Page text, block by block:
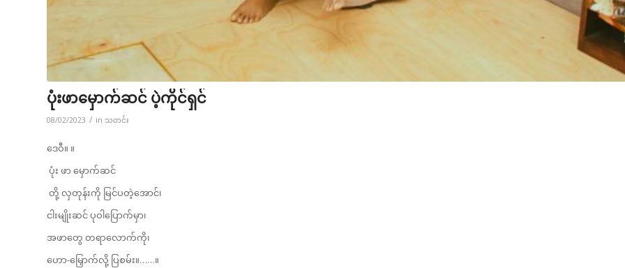
ပုံးဖာမှောက်ဆင် ပဲ့ကိုင်ရှင်
08/02/2023 / in သတင်း
ဒေဝီ။ ။
ပုံး ဖာ မှောက်ဆင်
တို့ လှတုန်းကို မြင်ပတဲ့အောင်၊
ငါးမျိုးဆင် ပုဝါပြောက်မှာ၊
အဖာတွေ တရာလောက်ကို၊
ဟော-မြှောက်လို့ ပြစမ်း။……။